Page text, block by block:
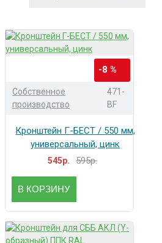
-8 %
Собственное
производство
471-
BF
Кронштейн Г-БЕСТ / 550 мм,
универсальный, цинк
545р. 595р.
В КОРЗИНУ